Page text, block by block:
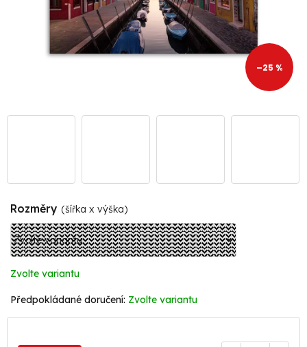
–25 %
Rozměry (šířka x výška)
Zvolte variantu
Zvolte variantu